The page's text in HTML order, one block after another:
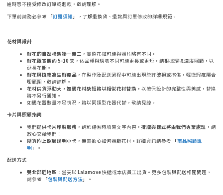
逾時恕不接受修改訂單或退款，敬請理解。
下單前請務必參考
「訂購須知 」 ，了解退換貨、退款與訂單修改的詳細規範。
花材與設計
鮮花的自然樣態獨一無二 ，實際花禮可能與照片略有不同。
鮮花觀賞期約 5-10 天 ，依品種與環境不同可能更長或更短，請根據環境適度照顧，以
延長花期。
鮮花與植栽為生鮮產品 ，在製作及配送過程中可能出現些許破損或擦傷，輕微瑕疵屬合
理範圍，敬請諒解。
花材供貨浮動大，如遇花材缺短將以相似花材替換， 以確保設計的完整性與美感，替換
將不另行通知。
如遇花器數量不足情況，將以同類型花器代替，敬請見諒。
卡片與照顧指南
我們提供卡片印製服務 ，請於結帳時填寫文字內容， 排版與樣式將由我們專業處理 ，請
放心交給我們！
隨貨附上照顧說明小卡 ，無需擔心如何照顧花材。詳細資訊請參考 「商品照顧說
明」
。
配送方式
雙北鄰近地區 ：當天以 Lalamove快遞或本店員工出貨。更多包裝與配送相關問題，
請參考
「包裝與配送方法」 。